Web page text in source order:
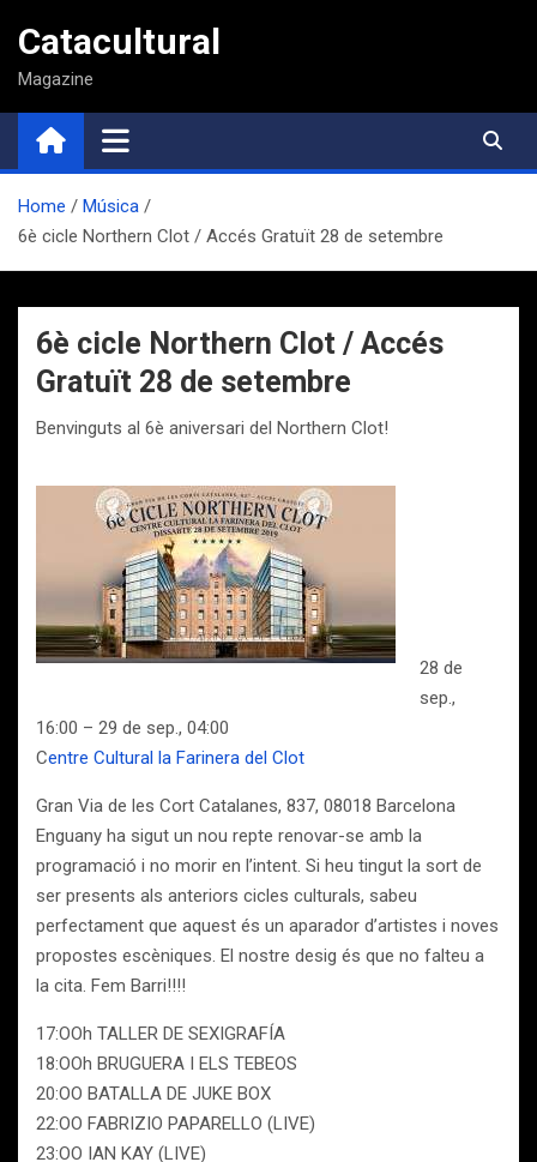
contenido
Catacultural
Magazine
Home
Música
6è cicle Northern Clot / Accés Gratuït 28 de setembre
6è cicle Northern Clot / Accés
Gratuït 28 de setembre
Benvinguts al 6è aniversari del Northern Clot!
28 de
sep.,
16:00 – 29 de sep., 04:00
Centre Cultural la Farinera del Clot
Gran Via de les Cort Catalanes, 837, 08018 Barcelona
Enguany ha sigut un nou repte renovar-se amb la
programació i no morir en l’intent. Si heu tingut la sort de
ser presents als anteriors cicles culturals, sabeu
perfectament que aquest és un aparador d’artistes i noves
propostes escèniques. El nostre desig és que no falteu a
la cita. Fem Barri!!!!
17:OOh TALLER DE SEXIGRAFÍA
18:OOh BRUGUERA I ELS TEBEOS
20:OO BATALLA DE JUKE BOX
22:OO FABRIZIO PAPARELLO (LIVE)
23:OO IAN KAY (LIVE)